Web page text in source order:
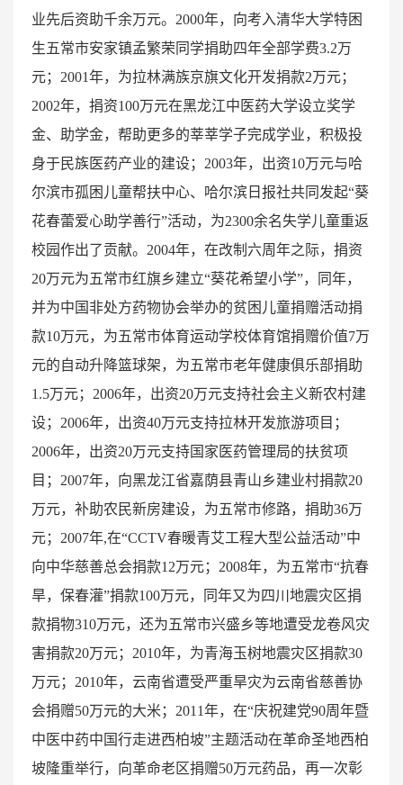
业先后资助千余万元。2000年，向考入清华大学特困
生五常市安家镇孟繁荣同学捐助四年全部学费3.2万
元；2001年，为拉林满族京旗文化开发捐款2万元；
2002年，捐资100万元在黑龙江中医药大学设立奖学
金、助学金，帮助更多的莘莘学子完成学业，积极投
身于民族医药产业的建设；2003年，出资10万元与哈
尔滨市孤困儿童帮扶中心、哈尔滨日报社共同发起“葵
花春蕾爱心助学善行”活动，为2300余名失学儿童重返
校园作出了贡献。2004年，在改制六周年之际，捐资
20万元为五常市红旗乡建立“葵花希望小学”，同年，
并为中国非处方药物协会举办的贫困儿童捐赠活动捐
款10万元，为五常市体育运动学校体育馆捐赠价值7万
元的自动升降篮球架，为五常市老年健康俱乐部捐助
1.5万元；2006年，出资20万元支持社会主义新农村建
设；2006年，出资40万元支持拉林开发旅游项目；
2006年，出资20万元支持国家医药管理局的扶贫项
目；2007年，向黑龙江省嘉荫县青山乡建业村捐款20
万元，补助农民新房建设，为五常市修路，捐助36万
元；2007年,在“CCTV春暖青艾工程大型公益活动”中
向中华慈善总会捐款12万元；2008年，为五常市“抗春
旱，保春灌”捐款100万元，同年又为四川地震灾区捐
款捐物310万元，还为五常市兴盛乡等地遭受龙卷风灾
害捐款20万元；2010年，为青海玉树地震灾区捐款30
万元；2010年，云南省遭受严重旱灾为云南省慈善协
会捐赠50万元的大米；2011年，在“庆祝建党90周年暨
中医中药中国行走进西柏坡”主题活动在革命圣地西柏
坡隆重举行，向革命老区捐赠50万元药品，再一次彰